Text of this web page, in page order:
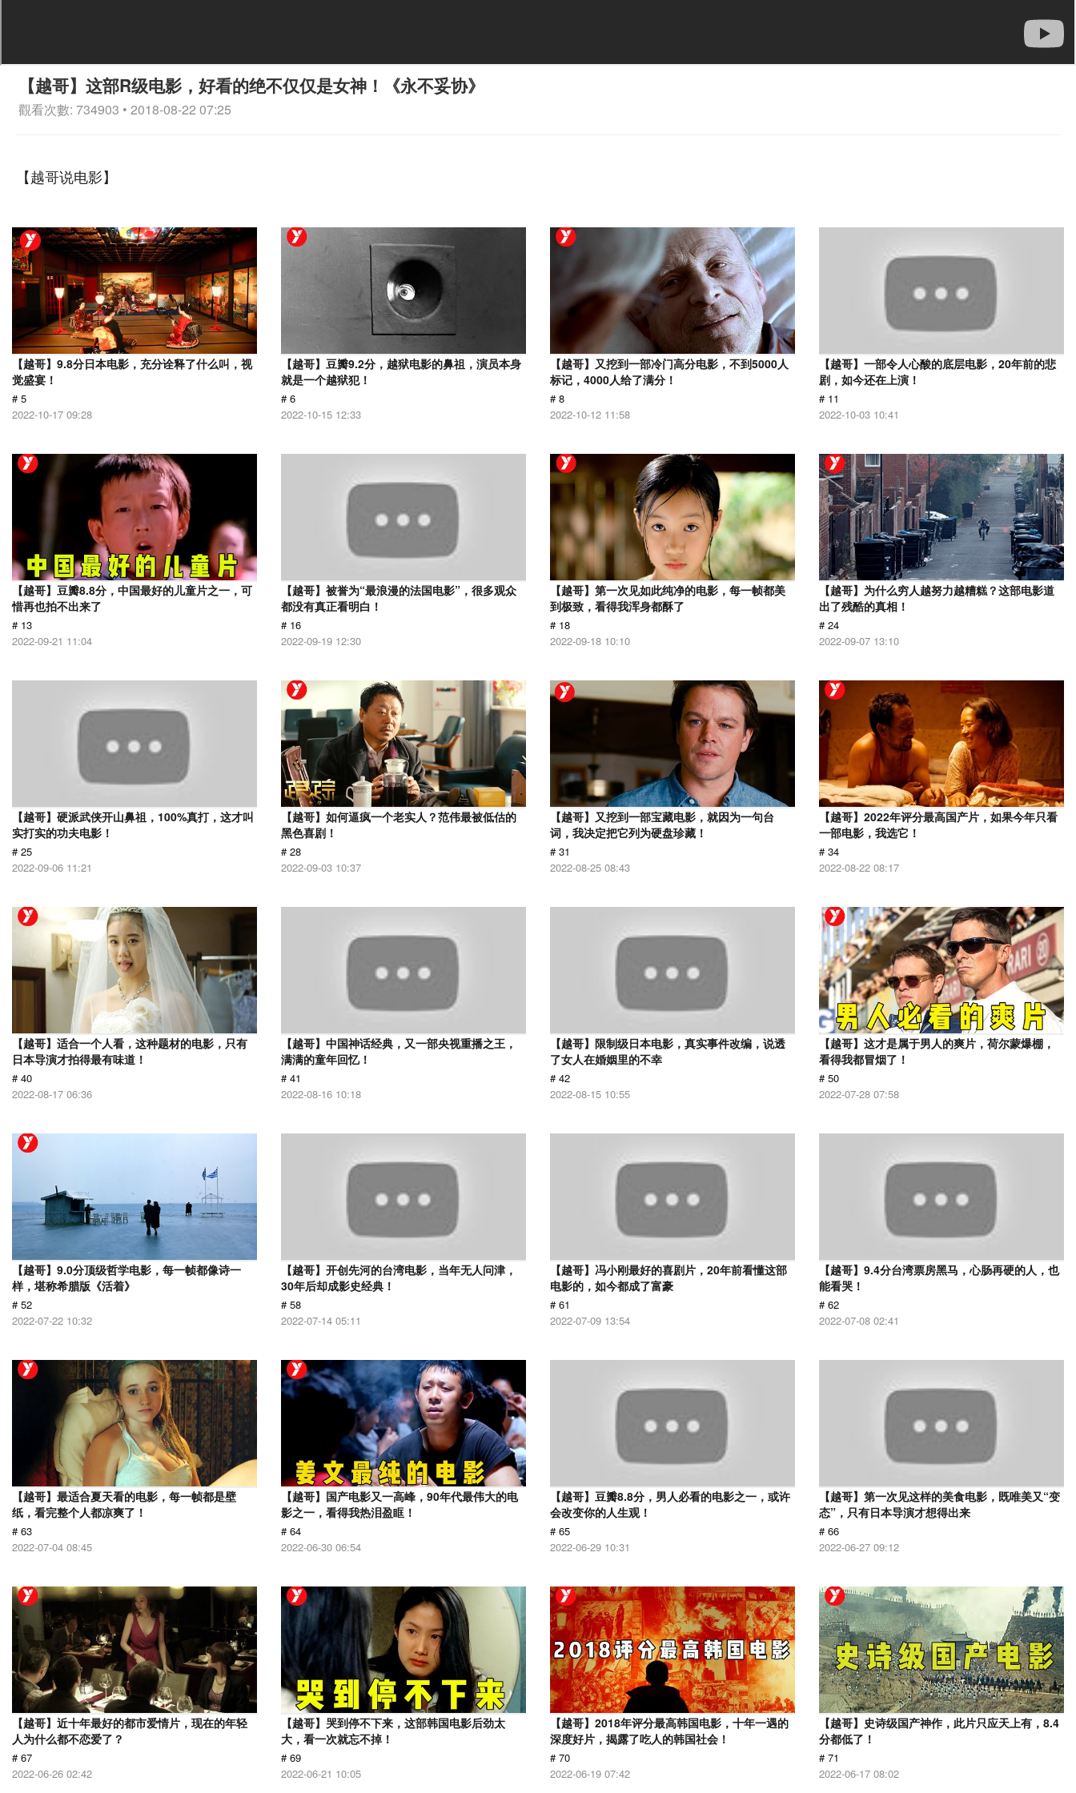
【越哥】这部R级电影，好看的绝不仅仅是女神！《永不妥协》
觀看次數: 734903 • 2018-08-22 07:25
【越哥说电影】
【越哥】9.8分日本电影，充分诠释了什么叫，视
觉盛宴！
# 5
2022-10-17 09:28
【越哥】豆瓣9.2分，越狱电影的鼻祖，演员本身
就是一个越狱犯！
# 6
2022-10-15 12:33
【越哥】又挖到一部冷门高分电影，不到5000人
标记，4000人给了满分！
# 8
2022-10-12 11:58
【越哥】一部令人心酸的底层电影，20年前的悲
剧，如今还在上演！
# 11
2022-10-03 10:41
【越哥】豆瓣8.8分，中国最好的儿童片之一，可
惜再也拍不出来了
# 13
2022-09-21 11:04
【越哥】被誉为“最浪漫的法国电影”，很多观众
都没有真正看明白！
# 16
2022-09-19 12:30
【越哥】第一次见如此纯净的电影，每一帧都美
到极致，看得我浑身都酥了
# 18
2022-09-18 10:10
【越哥】为什么穷人越努力越糟糕？这部电影道
出了残酷的真相！
# 24
2022-09-07 13:10
【越哥】硬派武侠开山鼻祖，100%真打，这才叫
实打实的功夫电影！
# 25
2022-09-06 11:21
【越哥】如何逼疯一个老实人？范伟最被低估的
黑色喜剧！
# 28
2022-09-03 10:37
【越哥】又挖到一部宝藏电影，就因为一句台
词，我决定把它列为硬盘珍藏！
# 31
2022-08-25 08:43
【越哥】2022年评分最高国产片，如果今年只看
一部电影，我选它！
# 34
2022-08-22 08:17
【越哥】适合一个人看，这种题材的电影，只有
日本导演才拍得最有味道！
# 40
2022-08-17 06:36
【越哥】中国神话经典，又一部央视重播之王，
满满的童年回忆！
# 41
2022-08-16 10:18
【越哥】限制级日本电影，真实事件改编，说透
了女人在婚姻里的不幸
# 42
2022-08-15 10:55
【越哥】这才是属于男人的爽片，荷尔蒙爆棚，
看得我都冒烟了！
# 50
2022-07-28 07:58
【越哥】9.0分顶级哲学电影，每一帧都像诗一
样，堪称希腊版《活着》
# 52
2022-07-22 10:32
【越哥】开创先河的台湾电影，当年无人问津，
30年后却成影史经典！
# 58
2022-07-14 05:11
【越哥】冯小刚最好的喜剧片，20年前看懂这部
电影的，如今都成了富豪
# 61
2022-07-09 13:54
【越哥】9.4分台湾票房黑马，心肠再硬的人，也
能看哭！
# 62
2022-07-08 02:41
【越哥】最适合夏天看的电影，每一帧都是壁
纸，看完整个人都凉爽了！
# 63
2022-07-04 08:45
【越哥】国产电影又一高峰，90年代最伟大的电
影之一，看得我热泪盈眶！
# 64
2022-06-30 06:54
【越哥】豆瓣8.8分，男人必看的电影之一，或许
会改变你的人生观！
# 65
2022-06-29 10:31
【越哥】第一次见这样的美食电影，既唯美又“变
态”，只有日本导演才想得出来
# 66
2022-06-27 09:12
【越哥】近十年最好的都市爱情片，现在的年轻
人为什么都不恋爱了？
# 67
2022-06-26 02:42
【越哥】哭到停不下来，这部韩国电影后劲太
大，看一次就忘不掉！
# 69
2022-06-21 10:05
【越哥】2018年评分最高韩国电影，十年一遇的
深度好片，揭露了吃人的韩国社会！
# 70
2022-06-19 07:42
【越哥】史诗级国产神作，此片只应天上有，8.4
分都低了！
# 71
2022-06-17 08:02